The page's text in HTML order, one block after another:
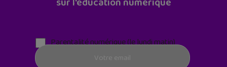
Parentalité numérique (le lundi matin)